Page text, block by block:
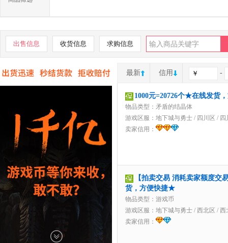
出售信息 收货信息 求购信息
最新 信用 -
1000元=20726个★在线发货
物品类型：矛盾的结晶体
游戏区服： 地下城与勇士 / 四川区 / 四
卖家信用：
【拍卖交易 消耗卖家额度交
货，方便快捷★
物品类型：游戏币
游戏区服： 地下城与勇士 / 西北区 / 西
卖家信用：